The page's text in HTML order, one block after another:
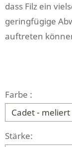
dass Filz ein
geringfügige
auftreten
Farbe :
Stärke: